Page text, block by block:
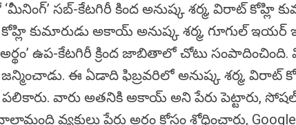
‘మీనింగ్’ సబ్-కేటగిరీ కింద అనుష్క శర్మ, విరాట్ కోహ్లి
కుమారుడు అకాయ్ అనుష్క శర్మ, గూగుల్
ఉప-కేటగిరీ క్రింద జాబితాలో చోటు
ఈ ఏడాది ఫిబ్రవరిలో అనుష్క శర్మ, విరాట్
వారు అతనికి అకాయ్ అని పేరు పెట్టారు,
వ్యక్తులు పేరు అర్థం కోసం శోధించారు,